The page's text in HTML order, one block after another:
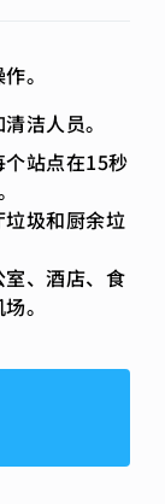
。
洁人员。
站点在15秒
圾和厨余垃
、酒店、食
。